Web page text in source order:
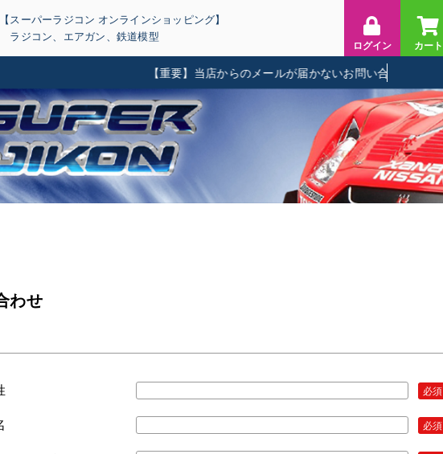
【スーパーラジコン オンラインショッピング】
ラジコン、 エアガン、 鉄道模型
ログイン カート
【重要】当店からのメールが届かないお問い合わせに関して
わせ
必須
必須